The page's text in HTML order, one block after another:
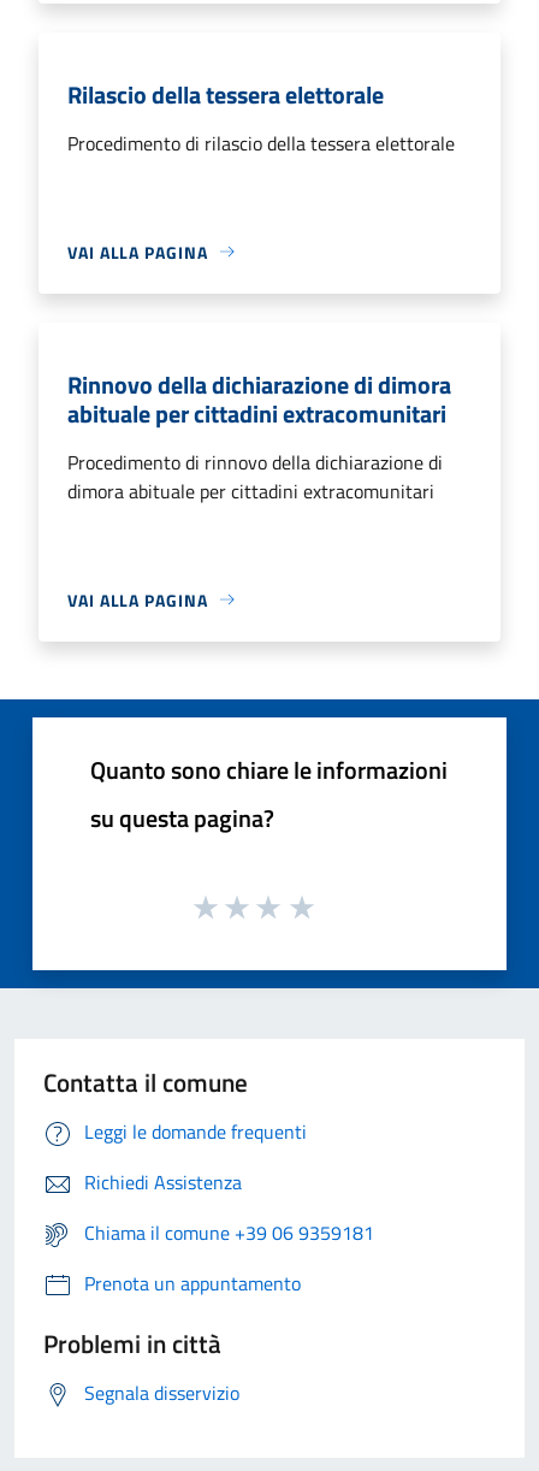
Rilascio della tessera elettorale
Procedimento di rilascio della tessera elettorale
VAI ALLA PAGINA
Rinnovo della dichiarazione di dimora
abituale per cittadini extracomunitari
Procedimento di rinnovo della dichiarazione di
dimora abituale per cittadini extracomunitari
VAI ALLA PAGINA
Quanto sono chiare le informazioni
su questa pagina?
Contatta il comune
Leggi le domande frequenti
Richiedi Assistenza
Chiama il comune +39 06 9359181
Prenota un appuntamento
Problemi in città
Segnala disservizio